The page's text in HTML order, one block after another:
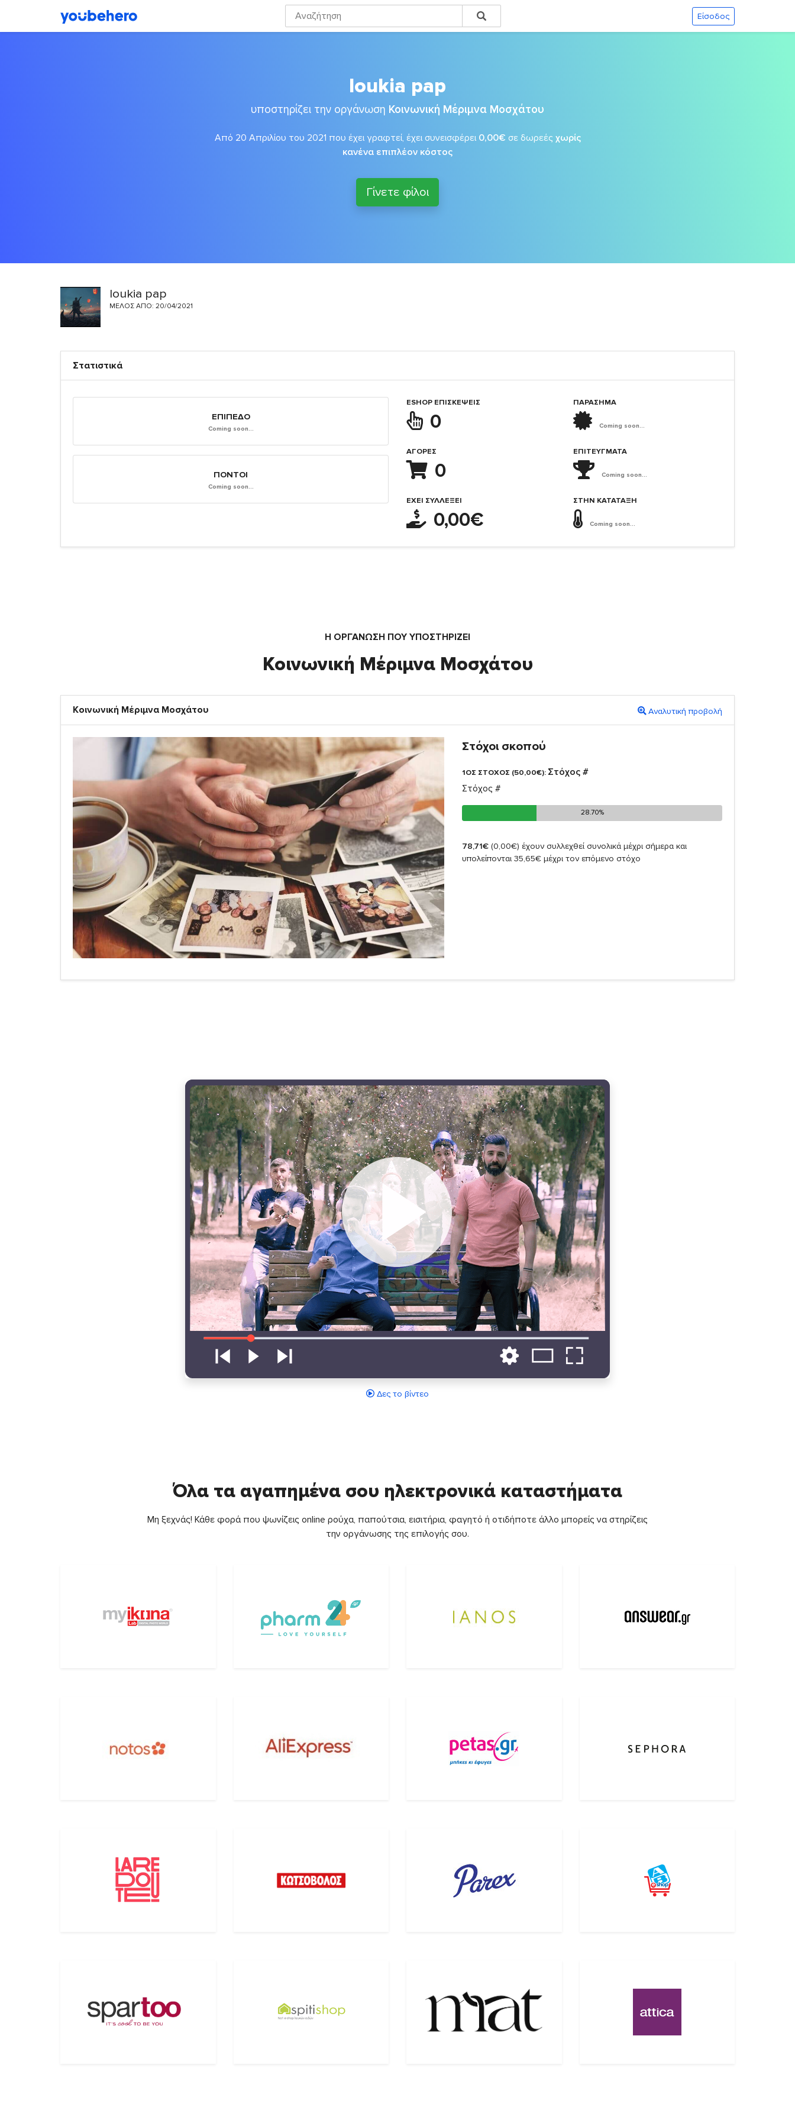
Είσοδος
loukia pap
υποστηρίζει την οργάνωση Κοινωνική Μέριμνα Μοσχάτου
Από 20 Απριλίου του 2021 που έχει γραφτεί, έχει συνεισφέρει 0,00€ σε δωρεές χωρίς
κανένα επιπλέον κόστος
Γίνετε φίλοι
loukia pap
ΜΈΛΟΣ ΑΠΌ: 20/04/2021
Στατιστικά
ΕΠΊΠΕΔΟ
Coming soon...
ΠΌΝΤΟΙ
Coming soon...
ESHOP ΕΠΙΣΚΈΨΕΙΣ
0
ΑΓΟΡΈΣ
0
ΈΧΕΙ ΣΥΛΛΈΞΕΙ
0,00€
ΠΑΡΑΣΗΜΑ
Coming soon...
ΕΠΙΤΕΎΓΜΑΤΑ
Coming soon...
ΣΤΗΝ ΚΑΤΆΤΑΞΗ
Coming soon...
Η ΟΡΓΆΝΩΣΗ ΠΟΥ ΥΠΟΣΤΗΡΙΖΕΙ
Κοινωνική Μέριμνα Μοσχάτου
Κοινωνική Μέριμνα Μοσχάτου Αναλυτική προβολή
Στόχοι σκοπού
1ΟΣ ΣΤΟΧΟΣ (50,00€): Στόχος #
Στόχος #
28.70%
28.70%
78,71€ (0,00€) έχουν συλλεχθεί συνολικά μέχρι σήμερα και
υπολείπονται 35,65€ μέχρι τον επόμενο στόχο
Δες το βίντεο
Όλα τα αγαπημένα σου ηλεκτρονικά καταστήματα
Μη ξεχνάς! Κάθε φορά που ψωνίζεις online ρούχα, παπούτσια, εισιτήρια, φαγητό ή οτιδήποτε άλλο μπορείς να στηρίζεις
την οργάνωσης της επιλογής σου.